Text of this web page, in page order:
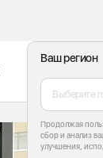
Ваш регион
Выберите
Продолжая
сбор и анализ
улучшения,